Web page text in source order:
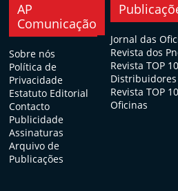
AP
Comunicação
Sobre nós
Política de
Privacidade
Estatuto Editorial
Contacto
Publicidade
Assinaturas
Arquivo de
Publicações
Jornal das
Revista dos
Revista TOP
Distribuidores
Revista TOP
Oficinas